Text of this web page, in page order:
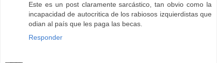
Este es un post claramente sarcástico, tan obvio como la
incapacidad de autocritica de los rabiosos izquierdistas que
odian al país que les paga las becas.
Responder